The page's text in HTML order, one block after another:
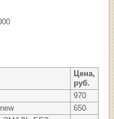
Цена,
руб.
970
650